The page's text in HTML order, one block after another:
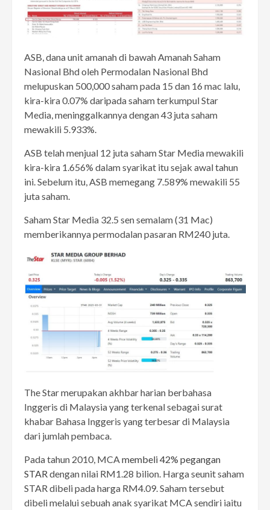
ASB, dana unit amanah di bawah Amanah Saham
Nasional Bhd oleh Permodalan Nasional Bhd
melupuskan 500,000 saham pada 15 dan 16 mac lalu,
kira-kira 0.07% daripada saham terkumpul Star
Media, meninggalkannya dengan 43 juta saham
mewakili 5.933%.
ASB telah menjual 12 juta saham Star Media mewakili
kira-kira 1.656% dalam syarikat itu sejak awal tahun
ini. Sebelum itu, ASB memegang 7.589% mewakili 55
juta saham.
Saham Star Media 32.5 sen semalam (31 Mac)
memberikannya permodalan pasaran RM240 juta.
The Star merupakan akhbar harian berbahasa
Inggeris di Malaysia yang terkenal sebagai surat
khabar Bahasa Inggeris yang terbesar di Malaysia
dari jumlah pembaca.
Pada tahun 2010, MCA membeli 42% pegangan
STAR dengan nilai RM1.28 bilion. Harga seunit saham
STAR dibeli pada harga RM4.09. Saham tersebut
dibeli melalui sebuah anak syarikat MCA sendiri iaitu